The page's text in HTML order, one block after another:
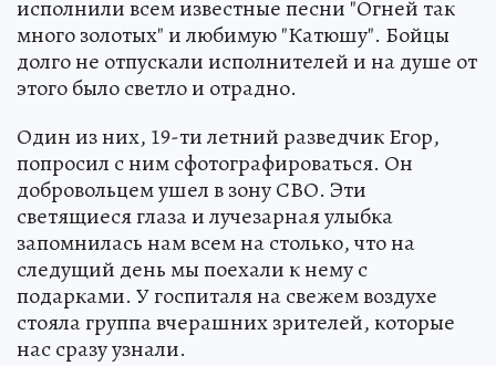
исполнили всем известные песни "Огней так
много золотых" и любимую "Катюшу". Бойцы
долго не отпускали исполнителей и на душе от
этого было светло и отрадно.
Один из них, 19-ти летний разведчик Егор,
попросил с ним сфотографироваться. Он
добровольцем ушел в зону СВО. Эти
светящиеся глаза и лучезарная улыбка
запомнилась нам всем на столько, что на
следущий день мы поехали к нему с
подарками. У госпиталя на свежем воздухе
стояла группа вчерашних зрителей, которые
нас сразу узнали.